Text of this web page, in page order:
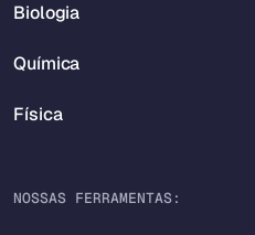
Biologia
Química
Física
NOSSAS FERRAMENTAS: